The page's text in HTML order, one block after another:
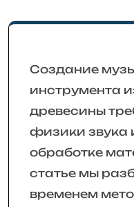
Создание
инструмента
древесины
физики звука
обработке
статье мы
временем